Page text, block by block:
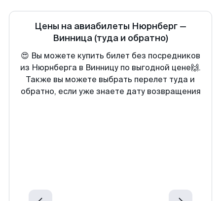
Цены на авиабилеты Нюрнберг —
Винница (туда и обратно)
😍 Вы можете купить билет без посредников
из Нюрнберга в Винницу по выгодной цене🙌.
Также вы можете выбрать перелет туда и
обратно, если уже знаете дату возвращения